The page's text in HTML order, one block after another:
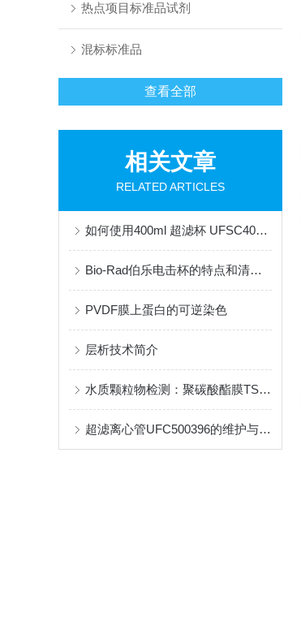
热点项目标准品试剂
混标标准品
查看全部
相关文章
RELATED ARTICLES
如何使用400ml 超滤杯 UFSC40001进行高效过滤？
Bio-Rad伯乐电击杯的特点和清洗流程是怎样的
PVDF膜上蛋白的可逆染色
层析技术简介
水质颗粒物检测：聚碳酸酯膜TSTP14250的精准应用
超滤离心管UFC500396的维护与清洁指南